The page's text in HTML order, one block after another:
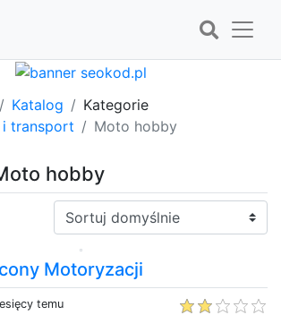
Katalog
Kategorie
transport
Moto hobby
hobby
Sortuj:
Motoryzacji
temu